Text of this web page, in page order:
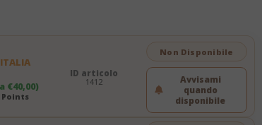
€40,00)
Points
ID articolo
1412
Non Disponibile
Avvisami
quando
disponibile